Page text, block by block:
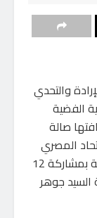
والتحدي
الفضية
صالة
المصري
البارالمبي ،وشهدت منافسات اتسمت بالندية بمشاركة 12
السيد جوهر